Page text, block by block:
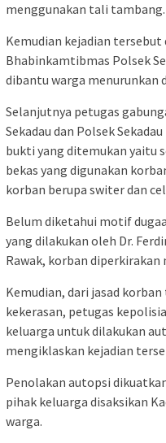
menggunakan tali tambang.
Kemudian kejadian
Bhabinkamtibmas Polsek
dibantu warga menurunkan
Selanjutnya petugas
Sekadau dan Polsek
bukti yang ditemukan yaitu
bekas yang digunakan
korban berupa switer dan
Belum diketahui motif
yang dilakukan oleh Dr.
Rawak, korban
Kemudian, dari jasad
kekerasan, petugas
keluarga untuk dilakukan
mengiklaskan kejadian
Penolakan autopsi
pihak keluarga disaksikan
warga.